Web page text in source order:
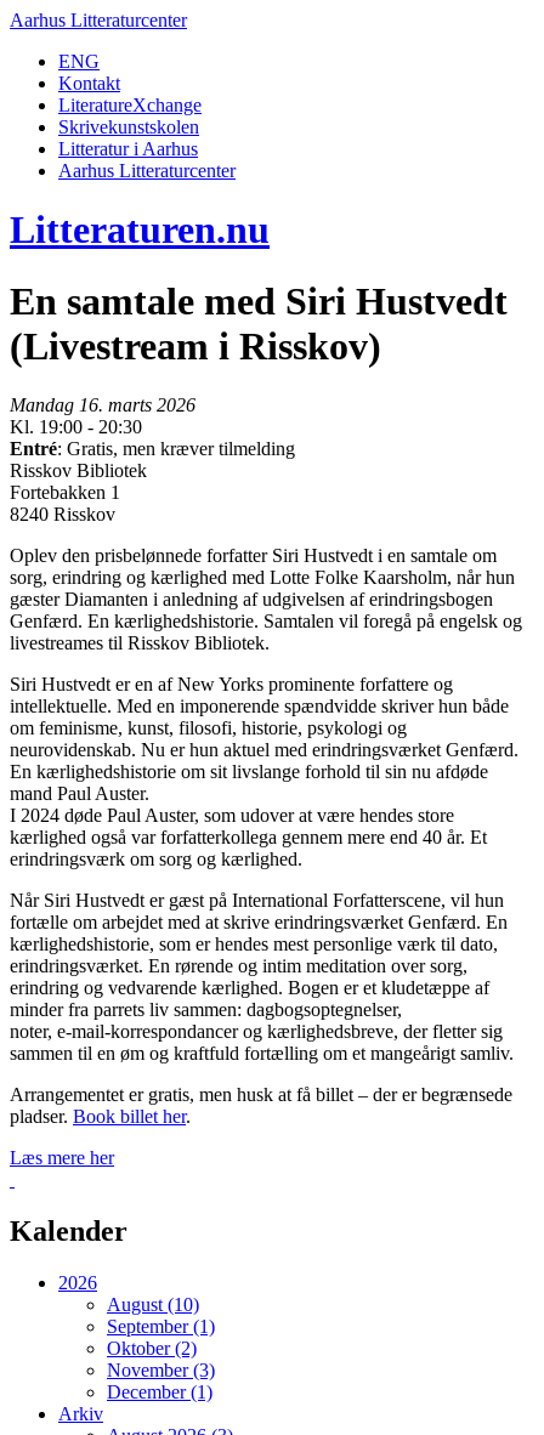
Aarhus Litteraturcenter
ENG
Kontakt
LiteratureXchange
Skrivekunstskolen
Litteratur i Aarhus
Aarhus Litteraturcenter
Litteraturen.nu
En samtale med Siri Hustvedt
(Livestream i Risskov)
Mandag 16. marts 2026
Kl. 19:00 - 20:30
Entré: Gratis, men kræver tilmelding
Risskov Bibliotek
Fortebakken 1
8240 Risskov
Oplev den prisbelønnede forfatter Siri Hustvedt i en samtale om
sorg, erindring og kærlighed med Lotte Folke Kaarsholm, når hun
gæster Diamanten i anledning af udgivelsen af erindringsbogen
Genfærd. En kærlighedshistorie. Samtalen vil foregå på engelsk og
livestreames til Risskov Bibliotek.
Siri Hustvedt er en af New Yorks prominente forfattere og
intellektuelle. Med en imponerende spændvidde skriver hun både
om feminisme, kunst, filosofi, historie, psykologi og
neurovidenskab. Nu er hun aktuel med erindringsværket Genfærd.
En kærlighedshistorie om sit livslange forhold til sin nu afdøde
mand Paul Auster.
I 2024 døde Paul Auster, som udover at være hendes store
kærlighed også var forfatterkollega gennem mere end 40 år. Et
erindringsværk om sorg og kærlighed.
Når Siri Hustvedt er gæst på International Forfatterscene, vil hun
fortælle om arbejdet med at skrive erindringsværket Genfærd. En
kærlighedshistorie, som er hendes mest personlige værk til dato,
erindringsværket. En rørende og intim meditation over sorg,
erindring og vedvarende kærlighed. Bogen er et kludetæppe af
minder fra parrets liv sammen: dagbogsoptegnelser,
noter, e-mail-korrespondancer og kærlighedsbreve, der fletter sig
sammen til en øm og kraftfuld fortælling om et mangeårigt samliv.
Arrangementet er gratis, men husk at få billet – der er begrænsede
pladser. Book billet her.
Læs mere her
Kalender
2026
August (10)
September (1)
Oktober (2)
November (3)
December (1)
Arkiv